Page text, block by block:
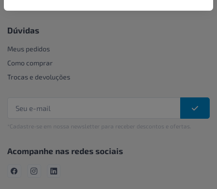
Dúvidas
Meus pedidos
Como comprar
Trocas e devoluções
*Cadastre-se em nossa newsletter para receber descontos e ofertas.
Acompanhe nas redes sociais